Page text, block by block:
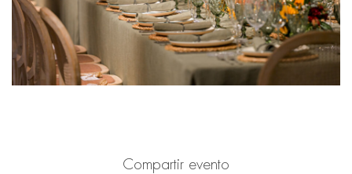
Compartir evento